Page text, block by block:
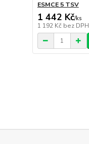
ESMCE 5 TSV
1 442 Kč/ks
1 192 Kč bez DPH